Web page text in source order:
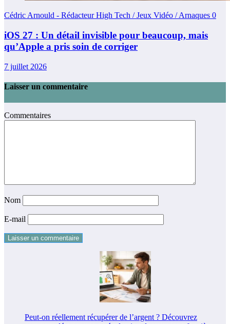
Cédric Arnould - Rédacteur High Tech / Jeux Vidéo / Arnaques 0
iOS 27 : Un détail invisible pour beaucoup, mais
qu’Apple a pris soin de corriger
7 juillet 2026
Laisser un commentaire
Commentaires
Nom
E-mail
Peut-on réellement récupérer de l’argent ? Découvrez